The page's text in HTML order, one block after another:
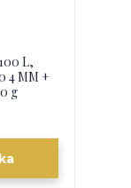
L,
4 MM +
g